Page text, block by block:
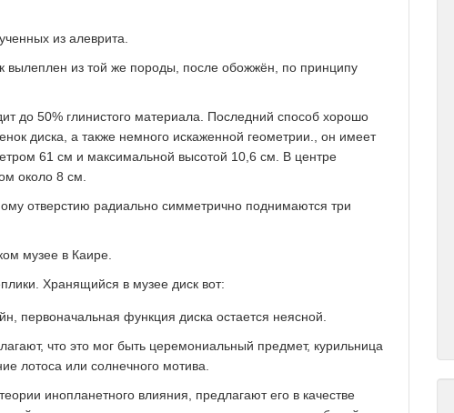
из алеврита.
вылеплен из той же породы, после обожжён, по принципу
до 50% глинистого материала. Последний способ хорошо
диска, а также немного искаженной геометрии., он имеет
61 см и максимальной высотой 10,6 см. В центре
около 8 см.
отверстию радиально симметрично поднимаются три
музее в Каире.
Хранящийся в музее диск вот:
первоначальная функция диска остается неясной.
что это мог быть церемониальный предмет, курильница
лотоса или солнечного мотива.
инопланетного влияния, предлагают его в качестве